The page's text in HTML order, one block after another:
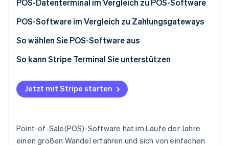
POS-Datenterminal im Vergleich zu POS-Software
POS-Terminal
POS-Software
POS-Software im Vergleich zu Zahlungsgateways
POS-Software
Zahlungsgateway
So wählen Sie POS-Software aus
So kann Stripe Terminal Sie unterstützen
Jetzt mit Stripe starten
Point-of-Sale(POS)-Software hat im Laufe der Jahre
einen großen Wandel erfahren und sich von einfachen